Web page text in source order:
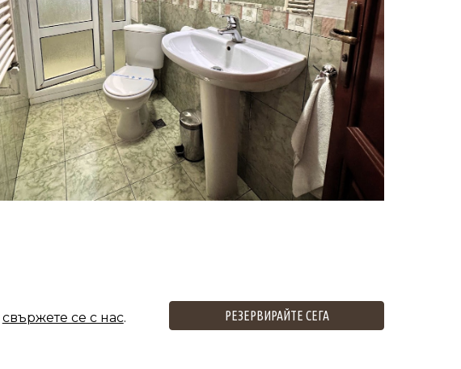
свържете се с нас. РЕЗЕРВИРАЙТЕ СЕГА